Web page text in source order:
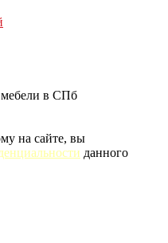
мебели в СПб
на сайте, вы
данного